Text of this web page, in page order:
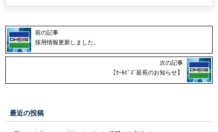
前の記事
採用情報更新しました。
次の記事
【ｸｰﾙﾋﾞｽﾞ延長のお知らせ】
最近の投稿